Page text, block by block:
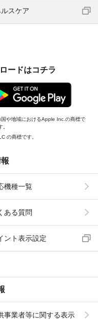
スケア
ードはコチラ
や地域におけるApple Inc.の商標で
の商標です。
機種一覧
ある質問
ント表示設定
事業者等に関する表示